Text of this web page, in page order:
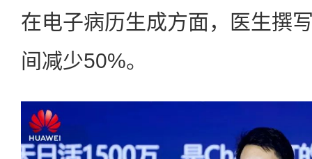
在电子病历生成方面，医生撰
间减少50%。